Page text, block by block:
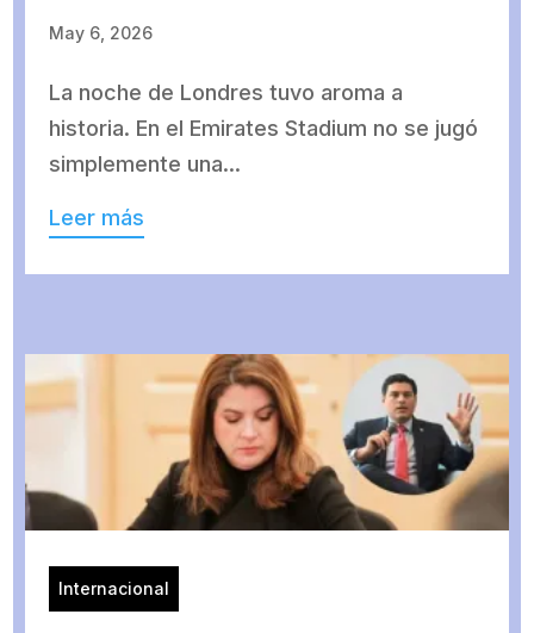
May 6, 2026
La noche de Londres tuvo aroma a
historia. En el Emirates Stadium no se jugó
simplemente una...
Leer más
Internacional